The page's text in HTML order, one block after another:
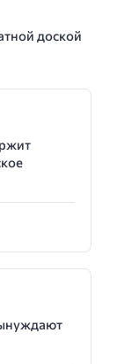
доской